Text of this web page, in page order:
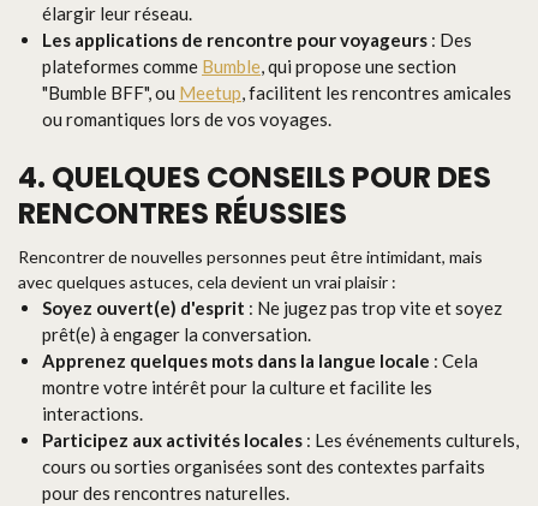
élargir leur réseau.
Les applications de rencontre pour voyageurs : Des
plateformes comme Bumble, qui propose une section
"Bumble BFF", ou Meetup, facilitent les rencontres amicales
ou romantiques lors de vos voyages.
4. QUELQUES CONSEILS POUR DES
RENCONTRES RÉUSSIES
Rencontrer de nouvelles personnes peut être intimidant, mais
avec quelques astuces, cela devient un vrai plaisir :
Soyez ouvert(e) d'esprit : Ne jugez pas trop vite et soyez
prêt(e) à engager la conversation.
Apprenez quelques mots dans la langue locale : Cela
montre votre intérêt pour la culture et facilite les
interactions.
Participez aux activités locales : Les événements culturels,
cours ou sorties organisées sont des contextes parfaits
pour des rencontres naturelles.